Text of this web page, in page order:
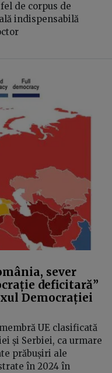
de corpus de
indispensabilă
sever
deficitară”
Democrației
UE clasificată
și Serbiei, ca urmare
prăbușiri ale
în 2024 în